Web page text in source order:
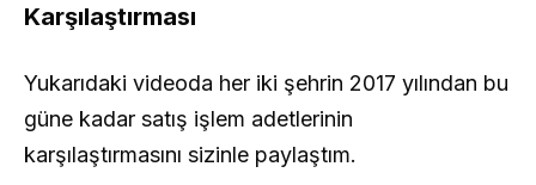
Karşılaştırması
Yukarıdaki videoda her iki şehrin 2017 yılından bu
güne kadar satış işlem adetlerinin
karşılaştırmasını sizinle paylaştım.